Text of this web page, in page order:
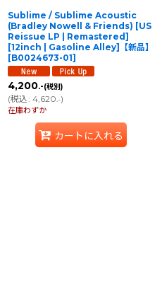
Sublime / Sublime Acoustic
(Bradley Nowell & Friends) [US
Reissue LP | Remastered]
[12inch | Gasoline Alley]【新品】
[B0024673-01]
4,200.-(税別)
(税込: 4,620.-)
在庫わずか
カートに入れる